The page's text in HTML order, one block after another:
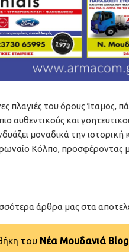
πλαγιές του όρους
αυθεντικούς και
μοναδικά την
Κόλπο, προσφέροντας
άρθρα μας στα
του Νέα Μουδανιά Blog